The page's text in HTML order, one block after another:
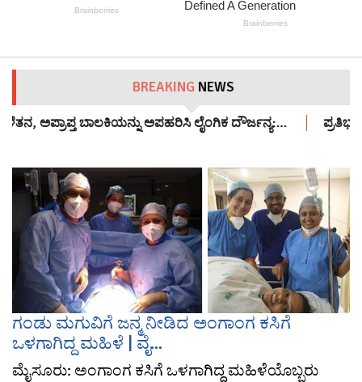
BREAKING NEWS
ಅಪ್ರಾಪ್ತ ಬಾಲಕಿಯನ್ನು ಅಪಹರಿಸಿ ಲೈಂಗಿಕ ದೌರ್ಜನ್ಯ:…
ಗಂಡು ಮಗುವಿಗೆ ಜನ್ಮ ನೀಡಿದ ಅಂಗಾಂಗ ಕಸಿಗೆ
ಒಳಗಾಗಿದ್ದ ಮಹಿಳೆ | ವೈ...
ಮೈಸೂರು: ಅಂಗಾಂಗ ಕಸಿಗೆ ಒಳಗಾಗಿದ್ದ ಮಹಿಳೆಯೊಬ್ಬರು